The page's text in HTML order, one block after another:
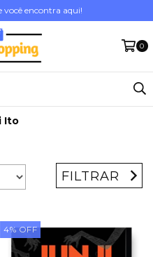
você encontra aqui!
0
Ito
FILTRAR
4% OFF